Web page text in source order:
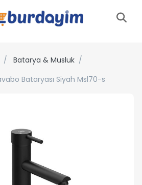
Batarya & Musluk
Bataryası Siyah Msl70-s